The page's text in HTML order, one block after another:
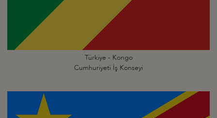
Türkiye - Kongo
Cumhuriyeti İş Konseyi